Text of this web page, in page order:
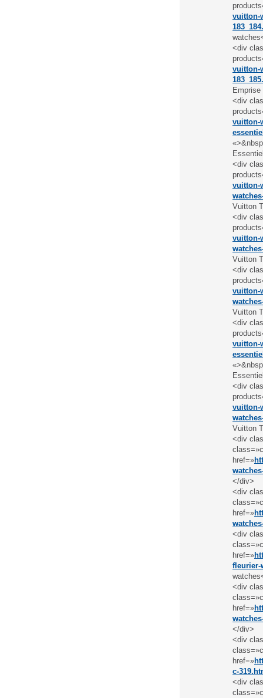
vuitton-
<div
vuitton-
<div
vuitton-
<div
vuitton-
Vuitton
<div
vuitton-
Vuitton
<div
vuitton-
Vuitton
<div
vuitton-
<div
vuitton-
Vuitton
<div
href=»
</div>
<div
href=»
<div
href=»
fleurier-
<div
href=»
</div>
<div
href=»
c-
<div